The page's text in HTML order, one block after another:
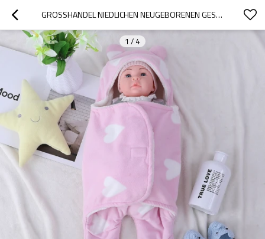
GROSSHANDEL NIEDLICHEN NEUGEBORENEN GESTRICKTEN BABYSCHLAFSACK MIT BEDRUCKTEM HERZEN VOM CHINESISCHEN LIEFERANTEN
1 / 4